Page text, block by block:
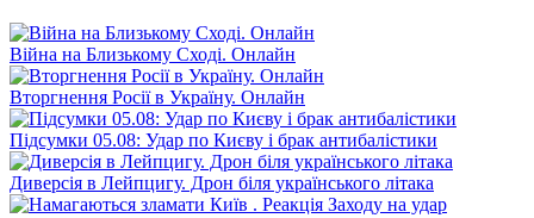
Війна на Близькому Сході. Онлайн
Вторгнення Росії в Україну. Онлайн
Підсумки 05.08: Удар по Києву і брак антибалістики
Диверсія в Лейпцигу. Дрон біля українського літака